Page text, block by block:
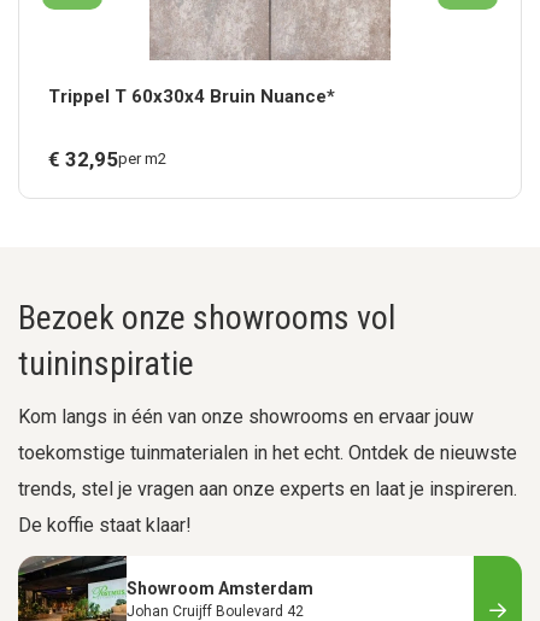
Trippel T 60x30x4 Bruin Nuance*
€ 32,95per m2
Bezoek onze showrooms vol
tuininspiratie
Kom langs in één van onze showrooms en ervaar jouw
toekomstige tuinmaterialen in het echt. Ontdek de nieuwste
trends, stel je vragen aan onze experts en laat je inspireren.
De koffie staat klaar!
Showroom Amsterdam
Johan Cruijff Boulevard 42